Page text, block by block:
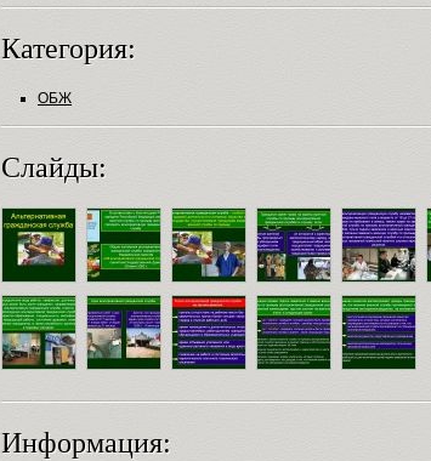
Категория:
ОБЖ
Слайды:
Информация: